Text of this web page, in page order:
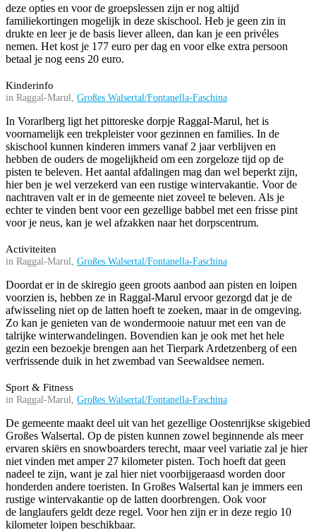
deze opties en voor de groepslessen zijn er nog altijd
familiekortingen mogelijk in deze skischool. Heb je geen zin in
drukte en leer je de basis liever alleen, dan kan je een privéles
nemen. Het kost je 177 euro per dag en voor elke extra persoon
betaal je nog eens 20 euro.
Kinderinfo
in Raggal-Marul, Großes Walsertal/Fontanella-Faschina
In Vorarlberg ligt het pittoreske dorpje Raggal-Marul, het is
voornamelijk een trekpleister voor gezinnen en families. In de
skischool kunnen kinderen immers vanaf 2 jaar verblijven en
hebben de ouders de mogelijkheid om een zorgeloze tijd op de
pisten te beleven. Het aantal afdalingen mag dan wel beperkt zijn,
hier ben je wel verzekerd van een rustige wintervakantie. Voor de
nachtraven valt er in de gemeente niet zoveel te beleven. Als je
echter te vinden bent voor een gezellige babbel met een frisse pint
voor je neus, kan je wel afzakken naar het dorpscentrum.
Activiteiten
in Raggal-Marul, Großes Walsertal/Fontanella-Faschina
Doordat er in de skiregio geen groots aanbod aan pisten en loipen
voorzien is, hebben ze in Raggal-Marul ervoor gezorgd dat je de
afwisseling niet op de latten hoeft te zoeken, maar in de omgeving.
Zo kan je genieten van de wondermooie natuur met een van de
talrijke winterwandelingen. Bovendien kan je ook met het hele
gezin een bezoekje brengen aan het Tierpark Ardetzenberg of een
verfrissende duik in het zwembad van Seewaldsee nemen.
Sport & Fitness
in Raggal-Marul, Großes Walsertal/Fontanella-Faschina
De gemeente maakt deel uit van het gezellige Oostenrijkse skigebied
Großes Walsertal. Op de pisten kunnen zowel beginnende als meer
ervaren skiërs en snowboarders terecht, maar veel variatie zal je hier
niet vinden met amper 27 kilometer pisten. Toch hoeft dat geen
nadeel te zijn, want je zal hier niet voorbijgeraasd worden door
honderden andere toeristen. In Großes Walsertal kan je immers een
rustige wintervakantie op de latten doorbrengen. Ook voor
de langlaufers geldt deze regel. Voor hen zijn er in deze regio 10
kilometer loipen beschikbaar.